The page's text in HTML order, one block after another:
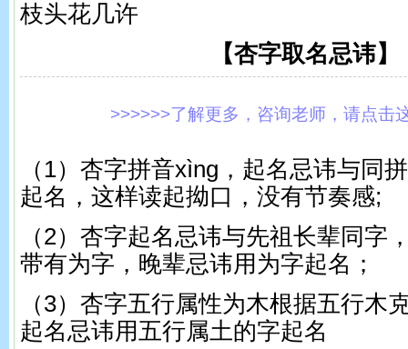
枝头花几许
【杏字取名忌讳】
>>>>>>了解更多，咨询老师，请点击
（1）杏字拼音xìnɡ，起名忌讳与同
起名，这样读起拗口，没有节奏感;
（2）杏字起名忌讳与先祖长辈同字
带有为字，晚辈忌讳用为字起名；
（3）杏字五行属性为木根据五行木
起名忌讳用五行属土的字起名